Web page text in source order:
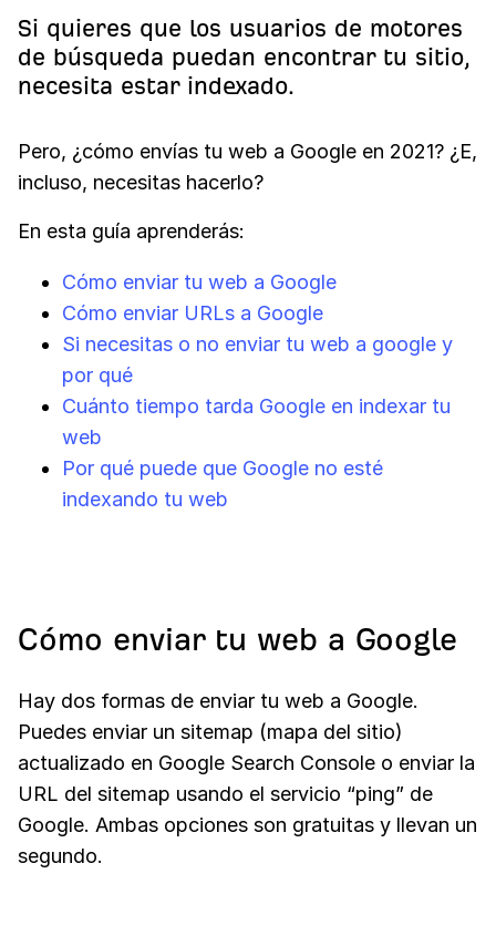
Si quieres que los usuarios de motores
de búsqueda puedan encontrar tu sitio,
necesita estar indexado.
Pero, ¿cómo envías tu web a Google en 2021? ¿E,
incluso, necesitas hacerlo?
En esta guía aprenderás:
Cómo enviar tu web a Google
Cómo enviar URLs a Google
Si necesitas o no enviar tu web a google y
por qué
Cuánto tiempo tarda Google en indexar tu
web
Por qué puede que Google no esté
indexando tu web
Cómo enviar tu web a Google
Hay dos formas de enviar tu web a Google.
Puedes enviar un sitemap (mapa del sitio)
actualizado en Google Search Console o enviar la
URL del sitemap usando el servicio “ping” de
Google. Ambas opciones son gratuitas y llevan un
segundo.